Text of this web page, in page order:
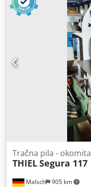
Malsch 905 km
Tračna pila - okomita
THIELSegura 117